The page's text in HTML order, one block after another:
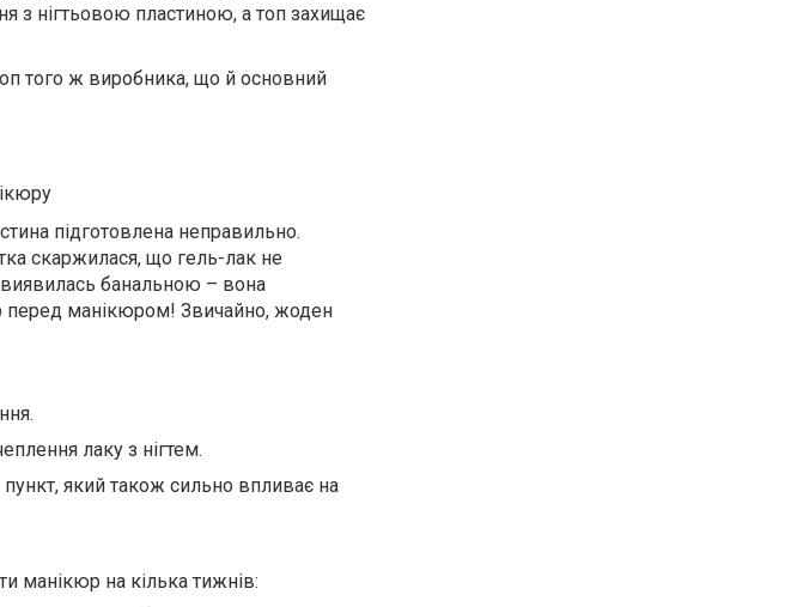
з нігтьовою пластиною, а топ захищає
того ж виробника, що й основний
підготовлена неправильно.
скаржилася, що гель-лак не
банальною – вона
перед манікюром! Звичайно, жоден
лаку з нігтем.
який також сильно впливає на
манікюр на кілька тижнів: